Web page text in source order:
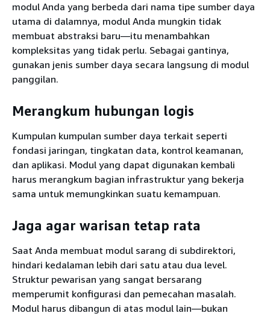
modul Anda yang berbeda dari nama tipe sumber daya
utama di dalamnya, modul Anda mungkin tidak
membuat abstraksi baru―itu menambahkan
kompleksitas yang tidak perlu. Sebagai gantinya,
gunakan jenis sumber daya secara langsung di modul
panggilan.
Merangkum hubungan logis
Kumpulan kumpulan sumber daya terkait seperti
fondasi jaringan, tingkatan data, kontrol keamanan,
dan aplikasi. Modul yang dapat digunakan kembali
harus merangkum bagian infrastruktur yang bekerja
sama untuk memungkinkan suatu kemampuan.
Jaga agar warisan tetap rata
Saat Anda membuat modul sarang di subdirektori,
hindari kedalaman lebih dari satu atau dua level.
Struktur pewarisan yang sangat bersarang
memperumit konfigurasi dan pemecahan masalah.
Modul harus dibangun di atas modul lain―bukan